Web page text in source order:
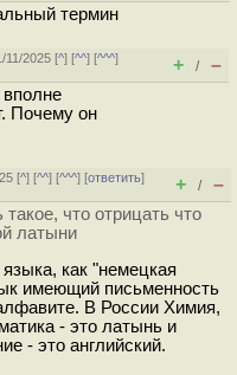
термин
11/2025 [^] [^^] [^^^]
+ / –
Почему он
[^] [^^] [^^^] [ответить]
+ / –
что отрицать что
латыни
как "немецкая
имеющий письменность
В России Химия,
- это латынь и
- это английский.